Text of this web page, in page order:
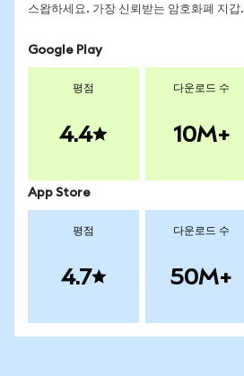
스왑하세요. 가장 신뢰받는 암호화폐 지갑.
Google Play
평점
4.4
다운로드 수
10M+
App Store
평점
4.7
다운로드 수
50M+